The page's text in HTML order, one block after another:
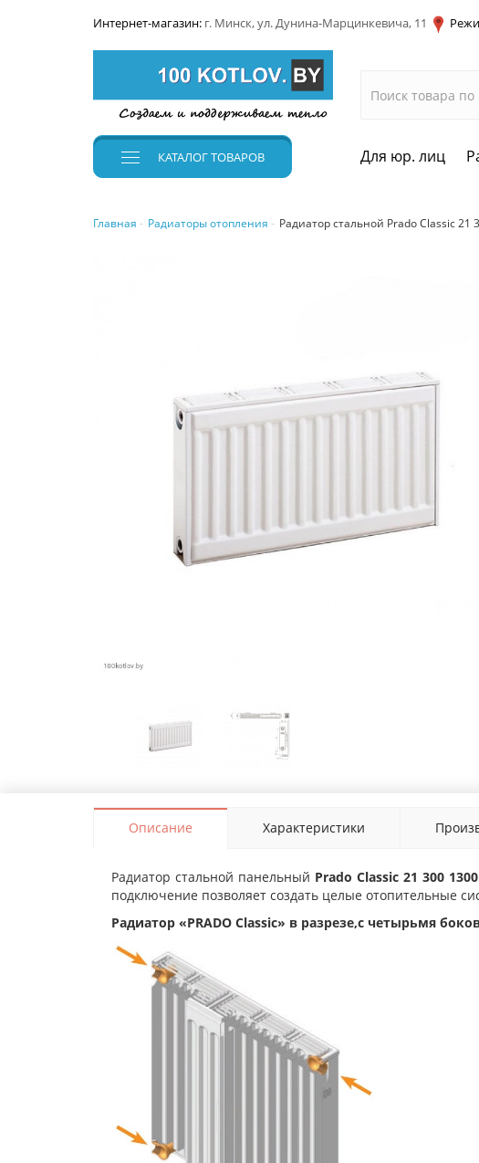
Интернет-магазин: г. Минск, ул. Дунина-Марцинкевича, 11
КАТАЛОГТОВАРОВ Для юр. лиц
Главная Радиаторы отопления Радиатор стальной Prado Classic 21
Описание Характеристики
Радиатор стальной панельный Prado Classic 21 300 1300
подключение позволяет создать целые отопительные
Радиатор «PRADO Classic» в разрезе,с четырьмя